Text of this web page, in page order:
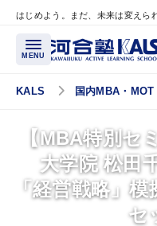
はじめよう。まだ、未来は変えら
メインコンテンツへスキ
MENU
講座トップページ
特別一般公開／
WBS一次選考突破のポイ
KALS 国内MBA・
【MBA特別セ
大学院 松田
「経営戦略」
セ